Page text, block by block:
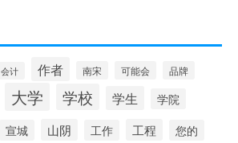
会计 作者 南宋 可能会 品牌
大学 学校 学生 学院
宣城 山阴 工作 工程 您的